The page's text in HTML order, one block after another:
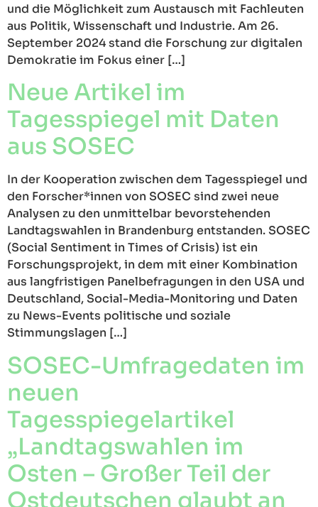
und die Möglichkeit zum Austausch mit Fachleuten
aus Politik, Wissenschaft und Industrie. Am 26.
September 2024 stand die Forschung zur digitalen
Demokratie im Fokus einer […]
Neue Artikel im
Tagesspiegel mit Daten
aus SOSEC
In der Kooperation zwischen dem Tagesspiegel und
den Forscher*innen von SOSEC sind zwei neue
Analysen zu den unmittelbar bevorstehenden
Landtagswahlen in Brandenburg entstanden. SOSEC
(Social Sentiment in Times of Crisis) ist ein
Forschungsprojekt, in dem mit einer Kombination
aus langfristigen Panelbefragungen in den USA und
Deutschland, Social-Media-Monitoring und Daten
zu News-Events politische und soziale
Stimmungslagen […]
SOSEC-Umfragedaten im
neuen
Tagesspiegelartikel
„Landtagswahlen im
Osten – Großer Teil der
Ostdeutschen glaubt an